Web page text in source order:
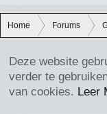
Home Forums
Deze website
verder te
van cookies. Leer